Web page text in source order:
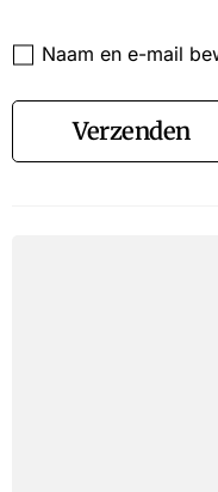
Naam en e-mail
Verzenden